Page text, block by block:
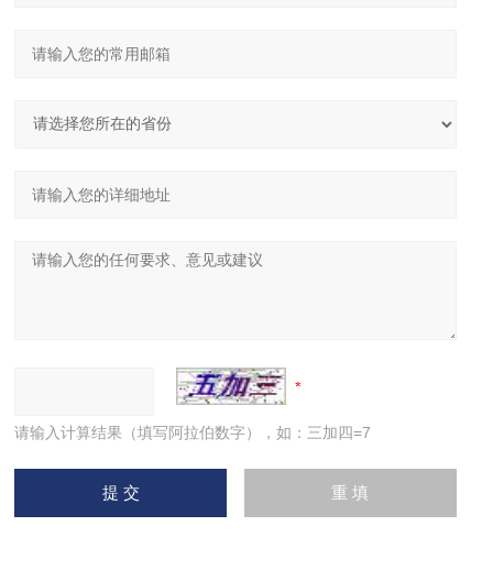
请输入计算结果（填写阿拉伯数字），如：三加四=7